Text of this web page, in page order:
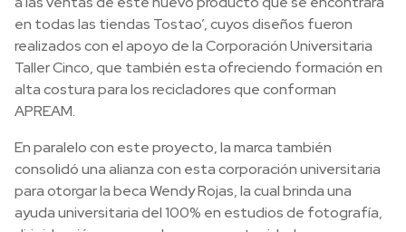
en todas las tiendas Tostao’, cuyos diseños fueron
realizados con el apoyo de la Corporación Universitaria
Taller Cinco, que también esta ofreciendo formación en
alta costura para los recicladores que conforman
APREAM.
En paralelo con este proyecto, la marca también
consolidó una alianza con esta corporación universitaria
para otorgar la beca Wendy Rojas, la cual brinda una
ayuda universitaria del 100% en estudios de fotografía,